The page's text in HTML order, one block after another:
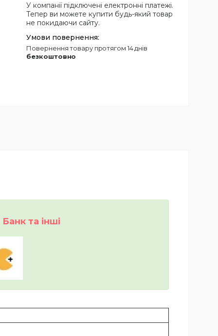
У компанії підключені електронні платежі.
Тепер ви можете купити будь-який товар
не покидаючи сайту.
повернення товару протягом 14 днів
безкоштовно
та інші